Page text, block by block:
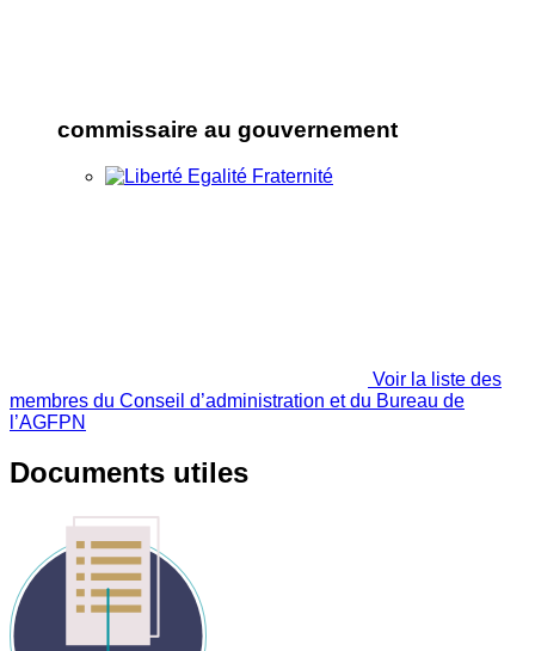
commissaire au gouvernement
Voir la liste des
membres du Conseil d’administration et du Bureau de
l’AGFPN
Documents utiles